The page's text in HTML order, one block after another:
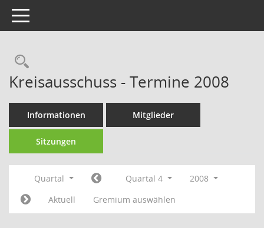
Toggle navigation
Rechercheauswahl
Kreisausschuss - Termine 2008
Informationen Mitglieder
Sitzungen
Quartal Quartal 4
2008
Aktuell
Gremium auswählen